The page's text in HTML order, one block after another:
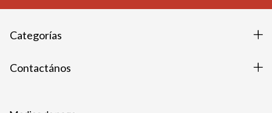
Categorías
Contactános